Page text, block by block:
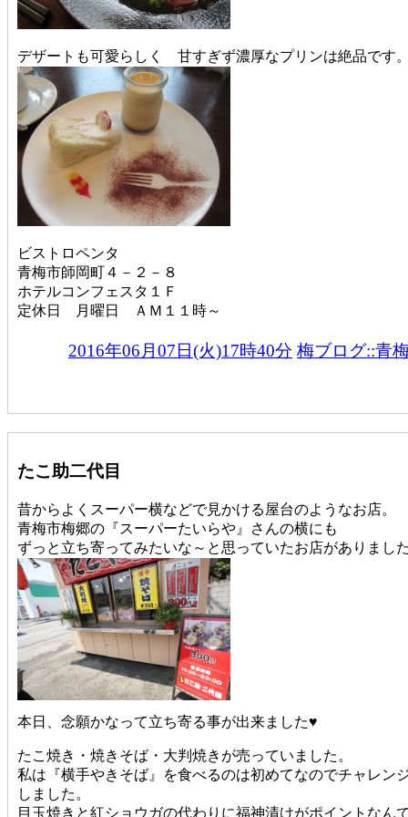
デザートも可愛らしく 甘すぎず濃厚なプリンは絶品です。
ビストロペンタ
青梅市師岡町４－２－８
ホテルコンフェスタ１Ｆ
定休日 月曜日 ＡＭ１１時～
2016年06月07日(火)17時40分 梅ブログ::青
たこ助二代目
昔からよくスーパー横などで見かける屋台のようなお店。
青梅市梅郷の『スーパーたいらや』さんの横にも
ずっと立ち寄ってみたいな～と思っていたお店がありました
本日、念願かなって立ち寄る事が出来ました♥
たこ焼き・焼きそば・大判焼きが売っていました。
私は『横手やきそば』を食べるのは初めてなのでチャレン
しました。
目玉焼きと紅ショウガの代わりに福神漬けがポイントなんで